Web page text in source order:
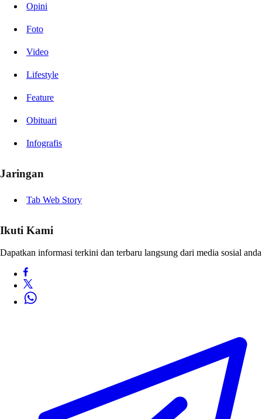
Opini
Foto
Video
Lifestyle
Feature
Obituari
Infografis
Jaringan
Tab Web Story
Ikuti Kami
Dapatkan informasi terkini dan terbaru langsung dari media sosial anda